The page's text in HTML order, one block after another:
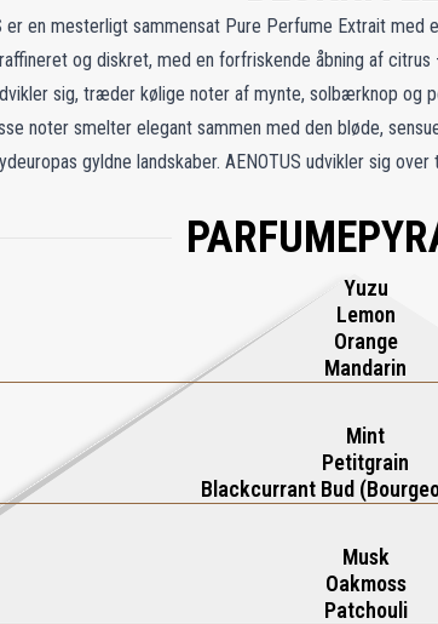
er en mesterligt sammensat Pure Perfume Extrait
og diskret, med en forfriskende åbning af
sig, træder kølige noter af mynte, solbærknop og
noter smelter elegant sammen med den bløde,
gyldne landskaber. AENOTUS udvikler sig
yderst personlig og intim oplevelse. Dens subtile
på en sanseoplevelse lige så tidløs, som det latin-
Yuzu
Lemon
Orange
Mandarin
Mint
Petitgrain
Blackcurrant Bud
Musk
Oakmoss
Patchouli